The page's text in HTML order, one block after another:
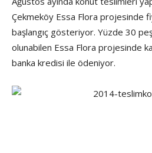
Çekmeköy Essa Flora projesinde
başlangıç gösteriyor. Yüzde 30
olunabilen Essa Flora projesinde
banka kredisi ile ödeniyor.